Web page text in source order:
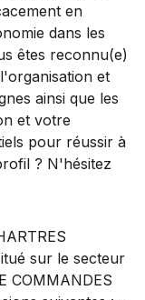
en
dans les
êtes reconnu(e)
et
ainsi que les
et votre
pour réussir à
? N'hésitez
sur le secteur
COMMANDES